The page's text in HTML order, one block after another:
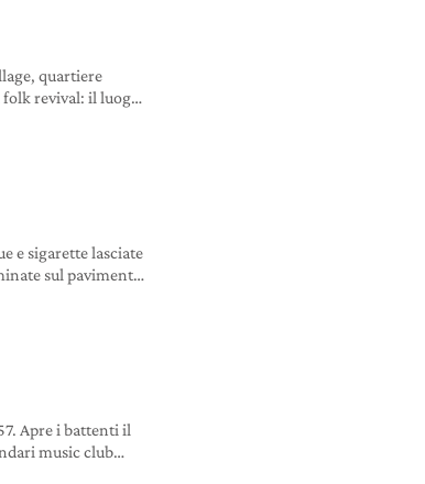
quartiere
folk revival: il luogo
aspiranti folk
e sigarette lasciate
sul pavimento
divano in un
Apre i battenti il
music club